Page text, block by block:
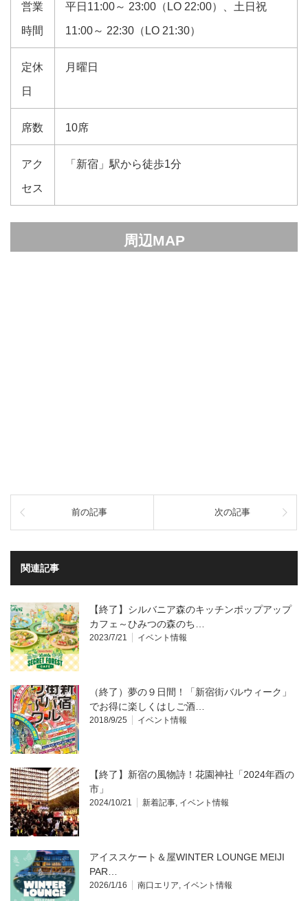
営業
時間
平日11:00～ 23:00（LO 22:00）、土日祝
11:00～ 22:30（LO 21:30）
定休
日
月曜日
席数 10席
アク
セス
「新宿」駅から徒歩1分
周辺MAP
前の記事 次の記事
関連記事
【終了】シルバニア森のキッチンポップアップ
カフェ～ひみつの森のち…
2023/7/21 イベント情報
（終了）夢の９日間！「新宿街バルウィーク」
でお得に楽しくはしご酒…
2018/9/25 イベント情報
【終了】新宿の風物詩！花園神社「2024年酉の
市」
2024/10/21 新着記事, イベント情報
アイススケート＆屋WINTER LOUNGE MEIJI
PAR…
2026/1/16 南口エリア, イベント情報